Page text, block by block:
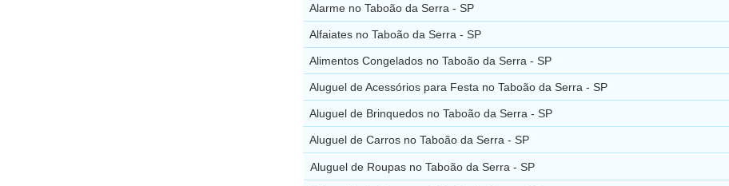
Alarme no Taboão da Serra - SP
Alfaiates no Taboão da Serra - SP
Alimentos Congelados no Taboão da Serra - SP
Aluguel de Acessórios para Festa no Taboão da Serra - SP
Aluguel de Brinquedos no Taboão da Serra - SP
Aluguel de Carros no Taboão da Serra - SP
Aluguel de Roupas no Taboão da Serra - SP